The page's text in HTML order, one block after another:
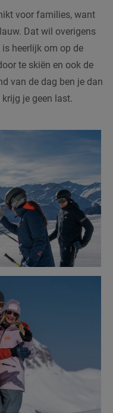
voor families, want
Dat wil overigens
heerlijk om op de
te skiën en ook de
van de dag ben je dan
je geen last.